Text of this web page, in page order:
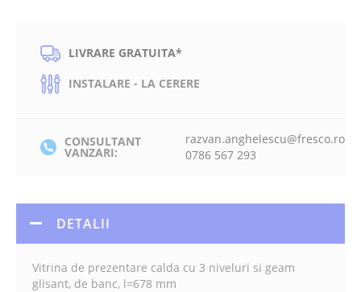
LIVRARE GRATUITA*
INSTALARE - LA CERERE
CONSULTANT
VANZARI:
razvan.anghelescu@fresco.ro
0786 567 293
DETALII
Vitrina de prezentare calda cu 3 niveluri si geam
glisant, de banc, l=678 mm